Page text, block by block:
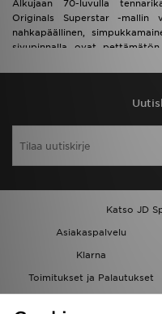
Alkujaan 70-luvulla
Originals Superstar -mallin
nahkapäällinen,
sivupinnalla ovat
värisävyihin naisten koossa
Katso JD
Asiakaspalvelu
Klarna
Toimitukset ja Palautukset